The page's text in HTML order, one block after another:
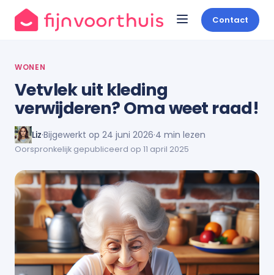
Contact
WONEN
Vetvlek uit kleding
verwijderen? Oma weet raad!
Liz·Bijgewerkt op 24 juni 2026·4 min lezen
Oorspronkelijk gepubliceerd op 11 april 2025